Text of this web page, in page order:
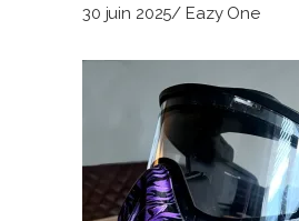
30 juin 2025 Eazy One